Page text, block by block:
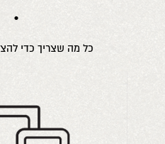
כל מה שצריך כדי